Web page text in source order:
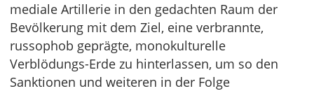
mediale Artillerie in den gedachten Raum der
Bevölkerung mit dem Ziel, eine verbrannte,
russophob geprägte, monokulturelle
Verblödungs-Erde zu hinterlassen, um so den
Sanktionen und weiteren in der Folge